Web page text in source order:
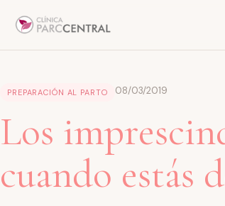
PREPARACIÓN AL PARTO 08/03/2019
Los
cuando estás